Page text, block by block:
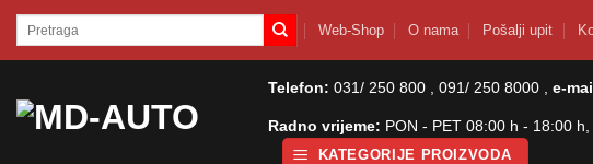
SkipPretraži: Web-Shop O nama Pošalji upit
Telefon: 031/ 250 800 , 091/ 250 8000 , e-
Radno vrijeme: PON - PET 08:00 h - 18:00
KATEGORIJE PROIZVODA